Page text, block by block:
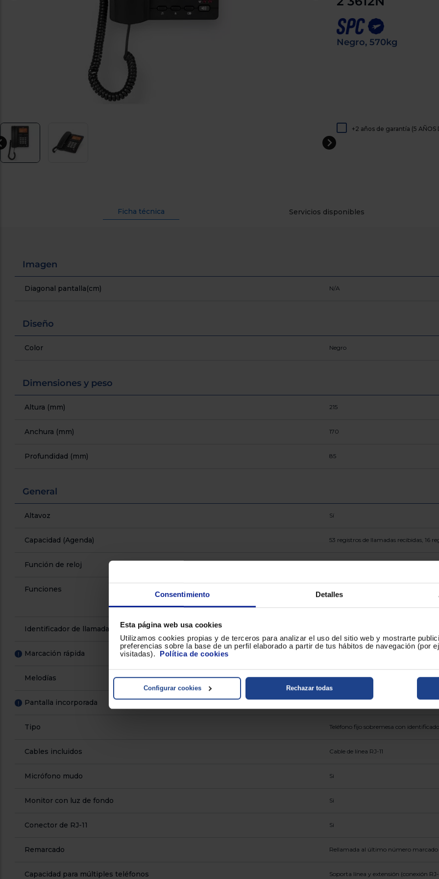
Consentimiento Detalles
Esta página web usa cookies
Utilizamos cookies propias y de terceros para analizar el uso del sitio web y mostrarte
preferencias sobre la base de un perfil elaborado a partir de tus hábitos de navegación (por
visitadas). Política de cookies
Rechazar todas
Configurar cookies
de
táctiles
pueden
usar
los
Negro, 570kg
+2 años de garantía (5 AÑOS
Ficha técnica Servicios disponibles
Imagen
Diagonal pantalla(cm) N/A
Diseño
Color Negro
Dimensiones y peso
Altura (mm) 215
Anchura (mm) 170
Profundidad (mm) 85
General
Altavoz Sí
Capacidad (Agenda) 53 registros de llamadas recibidas, 16
Función de reloj
Funciones
Identificador de llamadas, listado 53
mute (silenciado del micrófono), tecla
marcación en colgado, rellamada al
Identificador de llamadas
! Marcación rápida
Melodías 24 melodías de timbre
! Pantalla incorporada
Tipo Teléfono fijo sobremesa con
Cables incluidos Cable de línea RJ-11
Micrófono mudo Si
Monitor con luz de fondo Si
Conector de RJ-11 Si
Remarcado Rellamada al último número marcado
Capacidad para múltiples teléfonos Soporta línea y extensión (conexión